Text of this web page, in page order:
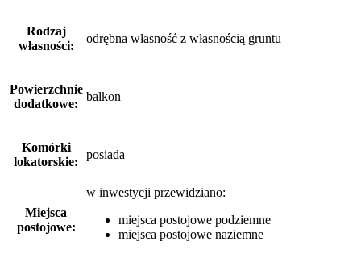
Rodzaj
własności:
odrębna własność z własnością gruntu
Powierzchnie
dodatkowe:
balkon
Komórki
lokatorskie:
posiada
Miejsca
postojowe:
w inwestycji przewidziano:
miejsca postojowe podziemne
miejsca postojowe naziemne